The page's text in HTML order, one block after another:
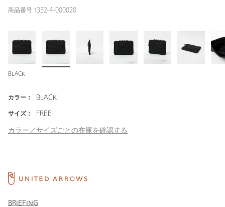
商品番号 1332-4-000020
BLACK
カラー： BLACK
サイズ： FREE
カラー／サイズごとの在庫を確認する
BRIEFING